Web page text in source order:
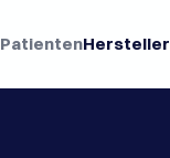
PatientenHersteller